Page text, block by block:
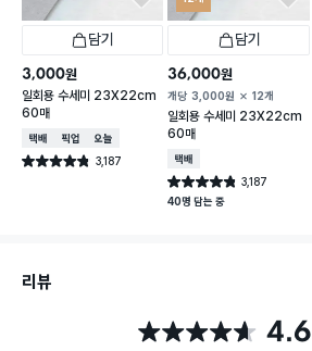
담기
3,000원
일회용 수세미 23X22cm
60매
택배배송매장픽업오늘배송
별점 4.8점 3,187
건 작성
담기
36,000원
개당 3,000원 12개
일회용 수세미 23X22cm
60매
택배배송
별점 4.8점 3,187
건 작성
40명 담는 중
리뷰
별점 4.6점 4.6